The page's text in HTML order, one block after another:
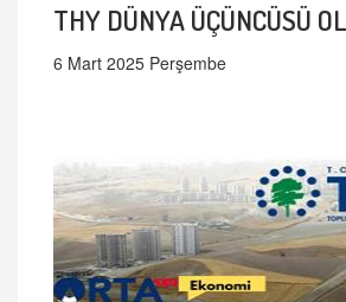
THY DÜNYA ÜÇÜNCÜSÜ
6 Mart 2025 Perşembe